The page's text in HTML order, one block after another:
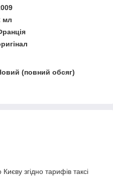
мл
(повний обсяг)
згідно тарифів таксі